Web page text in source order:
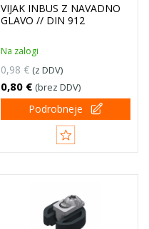
VIJAK INBUS Z NAVADNO
GLAVO // DIN 912
Na zalogi
0,98 € (z DDV)
0,80 € (brez DDV)
Podrobneje